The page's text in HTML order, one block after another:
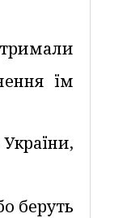
їм
беруть